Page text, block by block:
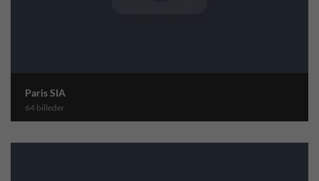
Paris SIA
64 billeder